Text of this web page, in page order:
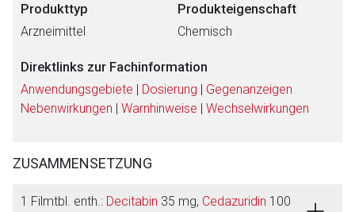
Produkttyp
Arzneimittel
Produkteigenschaft
Chemisch
Direktlinks zur Fachinformation
Anwendungsgebiete | Dosierung | Gegenanzeigen
Nebenwirkungen | Warnhinweise | Wechselwirkungen
ZUSAMMENSETZUNG
1 Filmtbl. enth.: Decitabin 35 mg, Cedazuridin 100